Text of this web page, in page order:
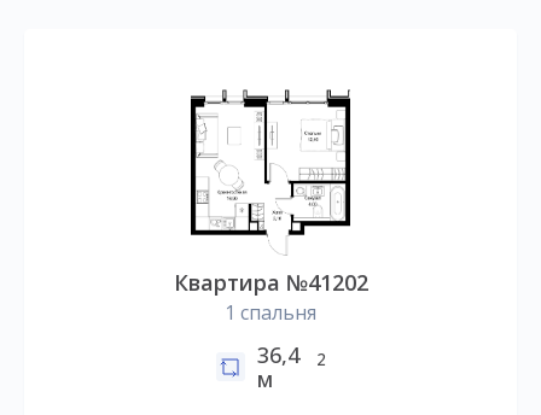
Квартира №41202
1 спальня
36,4
м
2